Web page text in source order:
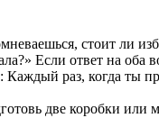
стоит ли
Если ответ на
раз, когда ты
две коробки